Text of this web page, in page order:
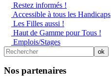
Restez informés !
Accessible à tous les Handicaps
Les Filles aussi !
Haut de Gamme pour Tous !
Emplois/Stages
Nos partenaires